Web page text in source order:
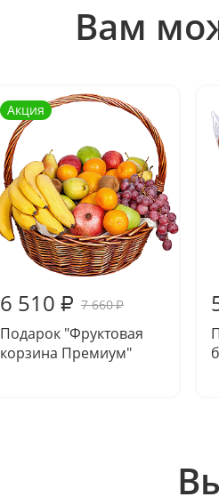
Вам
Акция
6 510 ₽ 7 660₽
Подарок "Фруктовая
корзина Премиум"